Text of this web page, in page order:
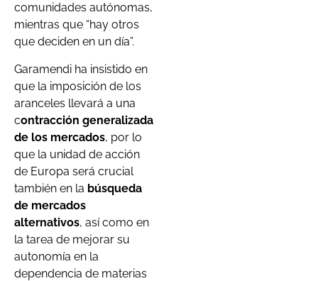
comunidades autónomas,
mientras que “hay otros
que deciden en un día”.
Garamendi ha insistido en
que la imposición de los
aranceles llevará a una
contracción generalizada
de los mercados, por lo
que la unidad de acción
de Europa será crucial
también en la búsqueda
de mercados
alternativos, así como en
la tarea de mejorar su
autonomía en la
dependencia de materias